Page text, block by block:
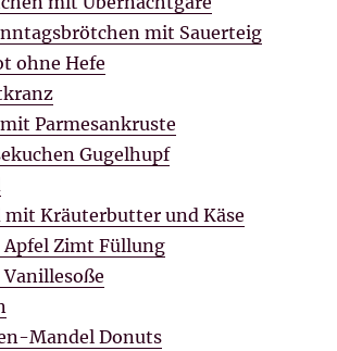
mit Sauerteig
ohne Hefe
Parmesankruste
Gugelhupf
mit Kräuterbutter und Käse
Zimt Füllung
Mandel Donuts